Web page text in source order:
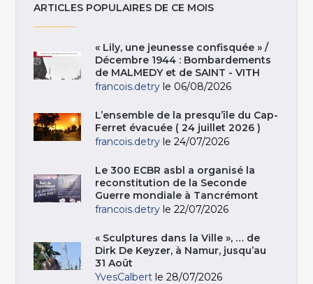
ARTICLES POPULAIRES DE CE MOIS
« Lily, une jeunesse confisquée » /
Décembre 1944 : Bombardements
de MALMEDY et de SAINT - VITH
francois.detry le 06/08/2026
L’ensemble de la presqu’île du Cap-
Ferret évacuée ( 24 juillet 2026 )
francois.detry le 24/07/2026
Le 300 ECBR asbl a organisé la
reconstitution de la Seconde
Guerre mondiale à Tancrémont
francois.detry le 22/07/2026
« Sculptures dans la Ville », … de
Dirk De Keyzer, à Namur, jusqu’au
31 Août
YvesCalbert le 28/07/2026